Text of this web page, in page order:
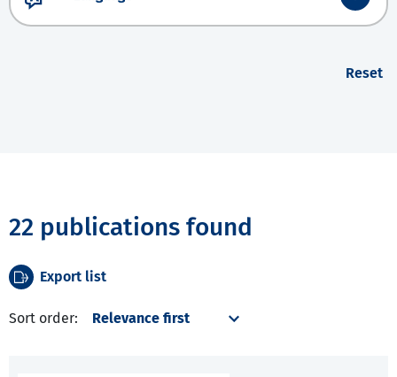
Reset
22 publications found
Export list
Sort order: